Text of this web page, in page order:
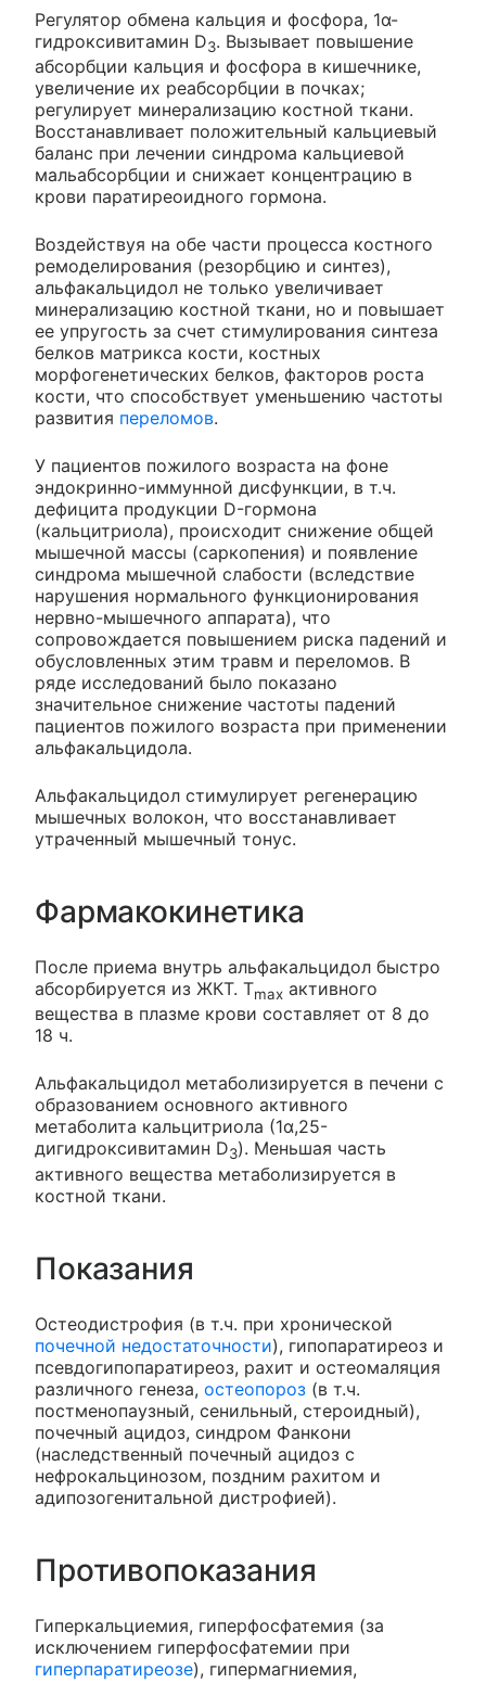
Регулятор обмена кальция и фосфора, 1α-
гидроксивитамин D3. Вызывает повышение
абсорбции кальция и фосфора в кишечнике,
увеличение их реабсорбции в почках;
регулирует минерализацию костной ткани.
Восстанавливает положительный кальциевый
баланс при лечении синдрома кальциевой
мальабсорбции и снижает концентрацию в
крови паратиреоидного гормона.
Воздействуя на обе части процесса костного
ремоделирования (резорбцию и синтез),
альфакальцидол не только увеличивает
минерализацию костной ткани, но и повышает
ее упругость за счет стимулирования синтеза
белков матрикса кости, костных
морфогенетических белков, факторов роста
кости, что способствует уменьшению частоты
развития переломов.
У пациентов пожилого возраста на фоне
эндокринно-иммунной дисфункции, в т.ч.
дефицита продукции D-гормона
(кальцитриола), происходит снижение общей
мышечной массы (саркопения) и появление
синдрома мышечной слабости (вследствие
нарушения нормального функционирования
нервно-мышечного аппарата), что
сопровождается повышением риска падений и
обусловленных этим травм и переломов. В
ряде исследований было показано
значительное снижение частоты падений
пациентов пожилого возраста при применении
альфакальцидола.
Альфакальцидол стимулирует регенерацию
мышечных волокон, что восстанавливает
утраченный мышечный тонус.
Фармакокинетика
После приема внутрь альфакальцидол быстро
абсорбируется из ЖКТ. Tmax активного
вещества в плазме крови составляет от 8 до
18 ч.
Альфакальцидол метаболизируется в печени с
образованием основного активного
метаболита кальцитриола (1α,25-
дигидроксивитамин D3). Меньшая часть
активного вещества метаболизируется в
костной ткани.
Показания
Остеодистрофия (в т.ч. при хронической
почечной недостаточности), гипопаратиреоз и
псевдогипопаратиреоз, рахит и остеомаляция
различного генеза, остеопороз (в т.ч.
постменопаузный, сенильный, стероидный),
почечный ацидоз, синдром Фанкони
(наследственный почечный ацидоз с
нефрокальцинозом, поздним рахитом и
адипозогенитальной дистрофией).
Противопоказания
Гиперкальциемия, гиперфосфатемия (за
исключением гиперфосфатемии при
гиперпаратиреозе), гипермагниемия,